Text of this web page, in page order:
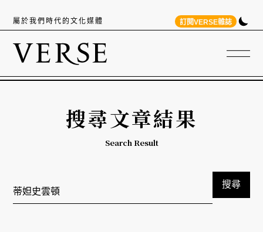
屬於我們時代的文化媒體 訂閱VERSE雜誌
搜尋文章結果
Search Result
搜尋